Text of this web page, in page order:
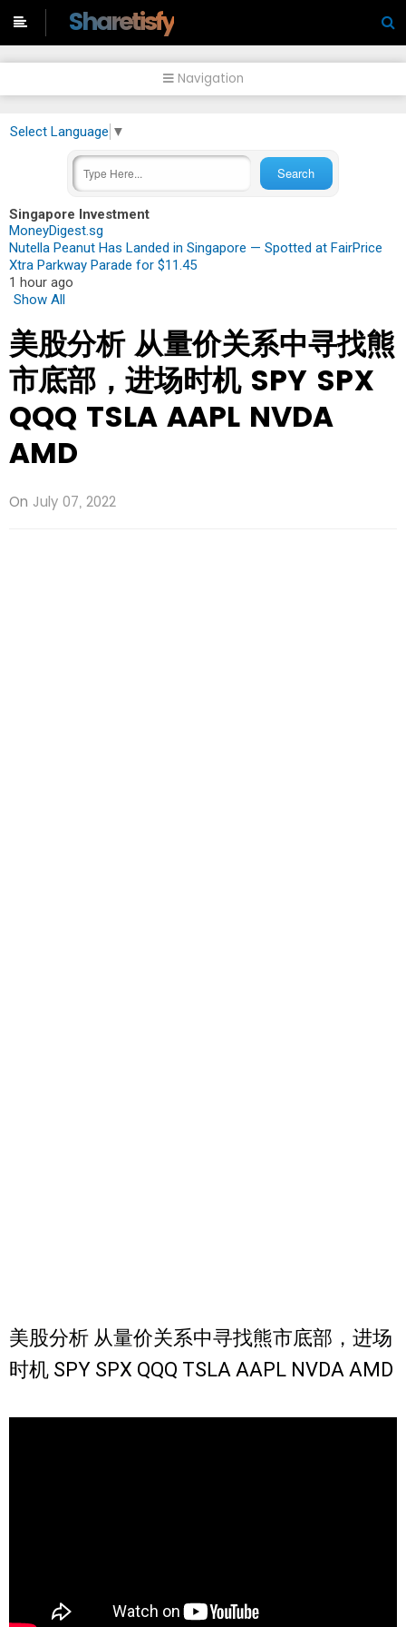
Sharetisfy
Navigation
Select Language ▼
Singapore Investment
MoneyDigest.sg
Nutella Peanut Has Landed in Singapore — Spotted at FairPrice
Xtra Parkway Parade for $11.45
1 hour ago
Show All
美股分析 从量价关系中寻找熊
市底部，进场时机 SPY SPX
QQQ TSLA AAPL NVDA
AMD
On July 07, 2022
美股分析 从量价关系中寻找熊市底部，进场
时机 SPY SPX QQQ TSLA AAPL NVDA AMD